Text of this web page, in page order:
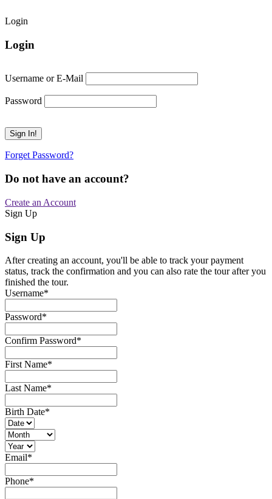
Login
Login
Username or E-Mail
Password
Forget Password?
Do not have an account?
Create an Account
Sign Up
Sign Up
After creating an account, you'll be able to track your payment
status, track the confirmation and you can also rate the tour after you
finished the tour.
Username*
Password*
Confirm Password*
First Name*
Last Name*
Birth Date*
Email*
Phone*